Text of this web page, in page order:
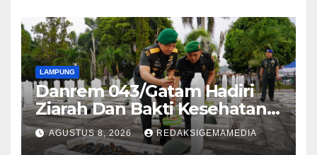
LAMPUNG
Danrem 043/Gatam Hadiri
Ziarah Dan Bakti Kesehatan
HUT Ke-1 Kodam XXI/Radin
Inten
AGUSTUS 8, 2026 REDAKSIGEMAMEDIA